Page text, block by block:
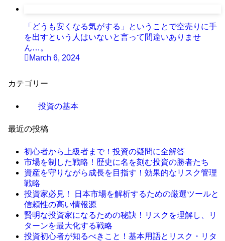
「どうも安くなる気がする」ということで空売りに手
を出すという人はいないと言って間違いありませ
ん…。
March 6, 2024
カテゴリー
投資の基本
最近の投稿
初心者から上級者まで！投資の疑問に全解答
市場を制した戦略！歴史に名を刻む投資の勝者たち
資産を守りながら成長を目指す！効果的なリスク管理
戦略
投資家必見！ 日本市場を解析するための厳選ツールと
信頼性の高い情報源
賢明な投資家になるための秘訣！リスクを理解し、リ
ターンを最大化する戦略
投資初心者が知るべきこと！基本用語とリスク・リタ